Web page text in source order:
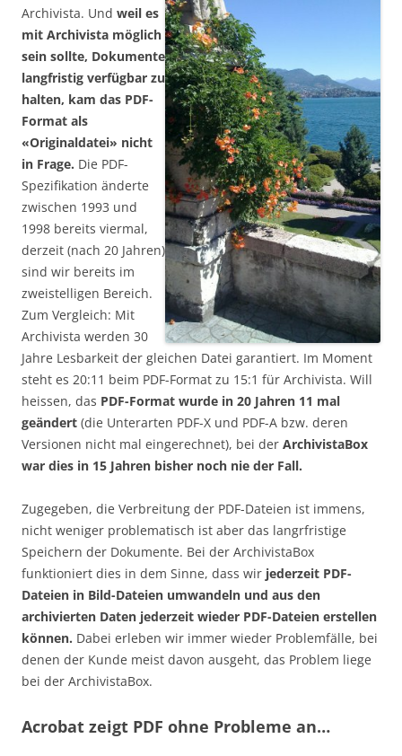
Archivista. Und weil es
mit Archivista möglich
sein sollte, Dokumente
langfristig verfügbar zu
halten, kam das PDF-
Format als
«Originaldatei» nicht
in Frage. Die PDF-
Spezifikation änderte
zwischen 1993 und
1998 bereits viermal,
derzeit (nach 20 Jahren)
sind wir bereits im
zweistelligen Bereich.
Zum Vergleich: Mit
Archivista werden 30
Jahre Lesbarkeit der gleichen Datei garantiert. Im Moment
steht es 20:11 beim PDF-Format zu 15:1 für Archivista. Will
heissen, das PDF-Format wurde in 20 Jahren 11 mal
geändert (die Unterarten PDF-X und PDF-A bzw. deren
Versionen nicht mal eingerechnet), bei der ArchivistaBox
war dies in 15 Jahren bisher noch nie der Fall.
Zugegeben, die Verbreitung der PDF-Dateien ist immens,
nicht weniger problematisch ist aber das langrfristige
Speichern der Dokumente. Bei der ArchivistaBox
funktioniert dies in dem Sinne, dass wir jederzeit PDF-
Dateien in Bild-Dateien umwandeln und aus den
archivierten Daten jederzeit wieder PDF-Dateien erstellen
können. Dabei erleben wir immer wieder Problemfälle, bei
denen der Kunde meist davon ausgeht, das Problem liege
bei der ArchivistaBox.
Acrobat zeigt PDF ohne Probleme an…